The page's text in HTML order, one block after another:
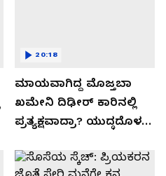
ಮಾಯವಾಗಿದ್ದ ಮೊಜ್ತಬಾ
ಖಮೇನಿ ದಿಢೀರ್ ಕಾರಿನಲ್ಲಿ
ಪ್ರತ್ಯಕ್ಷವಾದ್ರಾ? ಯುದ್ಧದೊಳಗೆ
20:18